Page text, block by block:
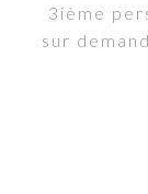
3ième
sur